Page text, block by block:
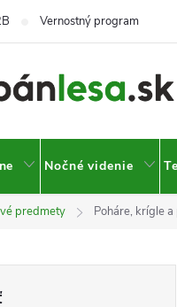
Vernostný program
Nočné videnie
predmety Poháre, krígle